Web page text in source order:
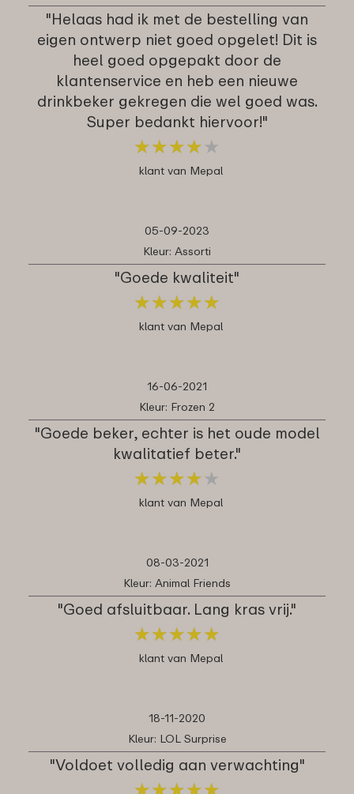
"Helaas had ik met de bestelling van
eigen ontwerp niet goed opgelet! Dit is
heel goed opgepakt door de
klantenservice en heb een nieuwe
drinkbeker gekregen die wel goed was.
Super bedankt hiervoor!"
★★★★ ★
★★★★ ★
klant van Mepal
05-09-2023
Kleur: Assorti
"Goede kwaliteit"
★★★★★
★★★★★
klant van Mepal
16-06-2021
Kleur: Frozen 2
"Goede beker, echter is het oude model
kwalitatief beter."
★★★★ ★
★★★★ ★
klant van Mepal
08-03-2021
Kleur: Animal Friends
"Goed afsluitbaar. Lang kras vrij."
★★★★★
★★★★★
klant van Mepal
18-11-2020
Kleur: LOL Surprise
"Voldoet volledig aan verwachting"
★★★★★
★★★★★